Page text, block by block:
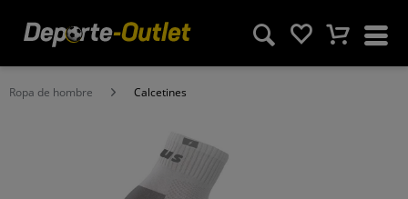
Ropa de hombre Calcetines